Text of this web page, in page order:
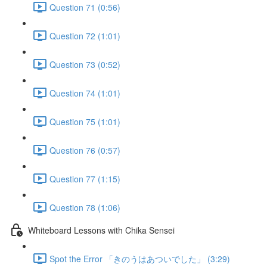
Question 71 (0:56)
Question 72 (1:01)
Question 73 (0:52)
Question 74 (1:01)
Question 75 (1:01)
Question 76 (0:57)
Question 77 (1:15)
Question 78 (1:06)
Whiteboard Lessons with Chika Sensei
Spot the Error 「きのうはあついでした」 (3:29)